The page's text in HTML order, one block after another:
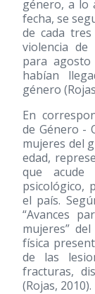
género, a lo
fecha, se
de cada
violencia de
para
habían
género
En
de Género -
mujeres del
edad,
que
psicológico,
el país.
“Avances
mujeres”
física
de las
fracturas,
(Rojas, 2010).